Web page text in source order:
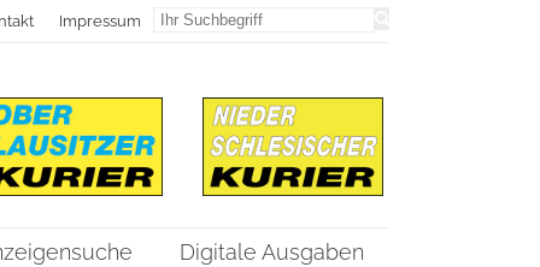
Impressum
Digitale Ausgaben